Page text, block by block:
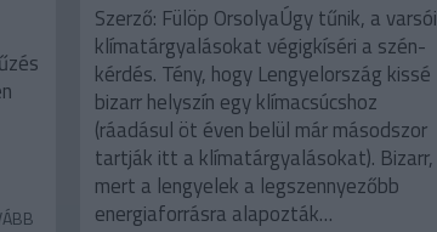
Szerző: Fülöp OrsolyaÚgy tűnik, a varsói
klímatárgyalásokat végigkíséri a szén-
kérdés. Tény, hogy Lengyelország kissé
bizarr helyszín egy klímacsúcshoz
(ráadásul öt éven belül már másodszor
tartják itt a klímatárgyalásokat). Bizarr,
mert a lengyelek a legszennyezőbb
energiaforrásra alapozták…